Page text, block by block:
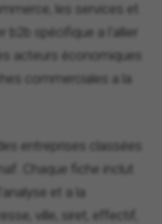
les services et
b2b spécifique a l'allier
acteurs économiques
commerciales a la
entreprises classées
Chaque fiche inclut
et a la
ville, siret, effectif,